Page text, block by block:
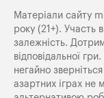
Матеріали сайту
року (21+). Участь
залежність.
відповідальної
негайно
азартних іграх не